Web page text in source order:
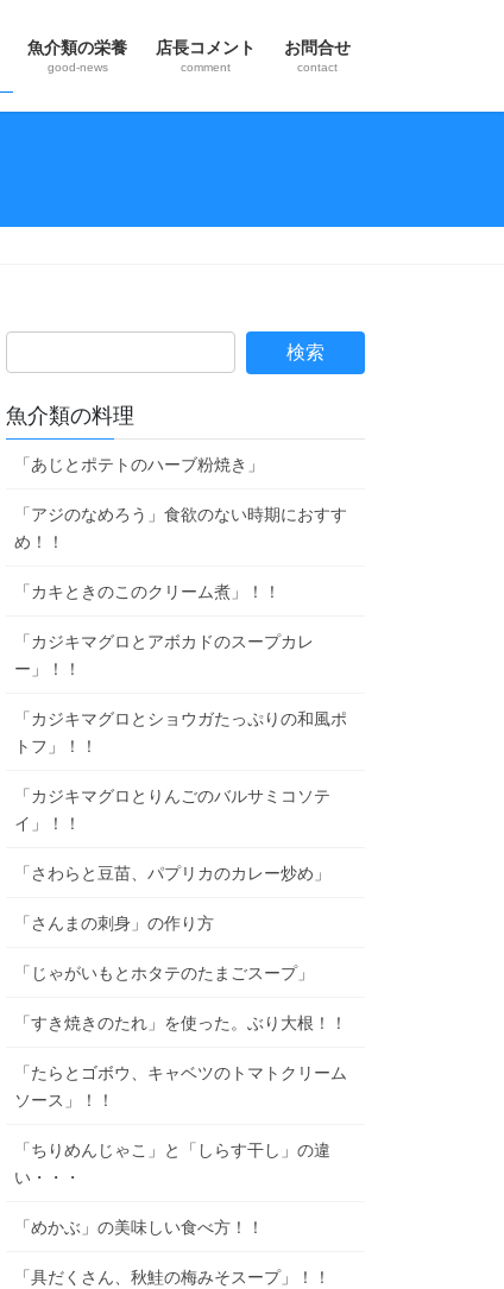
魚介類の栄養
good-news
店長コメント
comment
お問合せ
contact
魚介類の料理
「あじとポテトのハーブ粉焼き」
「アジのなめろう」食欲のない時期におすす
め！！
「カキときのこのクリーム煮」！！
「カジキマグロとアボカドのスープカレ
ー」！！
「カジキマグロとショウガたっぷりの和風ポ
トフ」！！
「カジキマグロとりんごのバルサミコソテ
イ」！！
「さわらと豆苗、パプリカのカレー炒め」
「さんまの刺身」の作り方
「じゃがいもとホタテのたまごスープ」
「すき焼きのたれ」を使った。ぶり大根！！
「たらとゴボウ、キャベツのトマトクリーム
ソース」！！
「ちりめんじゃこ」と「しらす干し」の違
い・・・
「めかぶ」の美味しい食べ方！！
「具だくさん、秋鮭の梅みそスープ」！！